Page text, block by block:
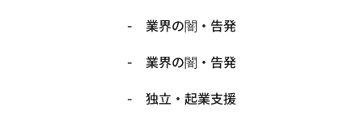
業界の闇・告発
業界の闇・告発
独立・起業支援